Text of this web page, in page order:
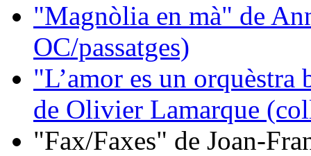
"Magnòlia en mà" de
OC/passatges)
"L’amor es un orquèstra
de Olivier Lamarque
"Fax/Faxes" de Joan-